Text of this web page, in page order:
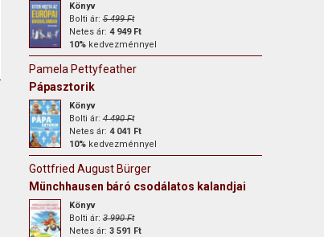
Könyv
Bolti ár:5 499 Ft
Netes ár: 4 949 Ft
10%kedvezménnyel
Pamela Pettyfeather
Pápasztorik
Könyv
Bolti ár:4 490 Ft
Netes ár: 4 041 Ft
10%kedvezménnyel
Gottfried August Bürger
Münchhausen báró csodálatos kalandjai
Könyv
Bolti ár:3 990 Ft
Netes ár: 3 591 Ft